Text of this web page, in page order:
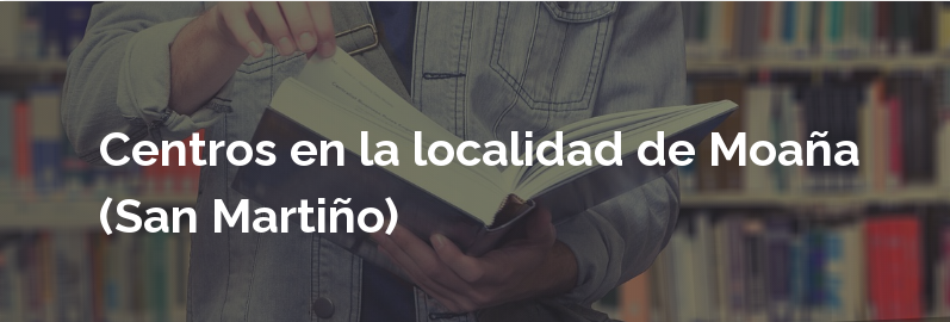
Centros en la localidad de Moaña
(San Martiño)